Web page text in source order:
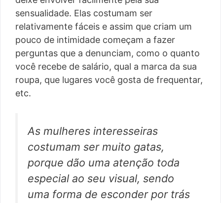
sensualidade. Elas costumam ser
relativamente fáceis e assim que criam um
pouco de intimidade começam a fazer
perguntas que a denunciam, como o quanto
você recebe de salário, qual a marca da sua
roupa, que lugares você gosta de frequentar,
etc.
As mulheres interesseiras
costumam ser muito gatas,
porque dão uma atenção toda
especial ao seu visual, sendo
uma forma de esconder por trás